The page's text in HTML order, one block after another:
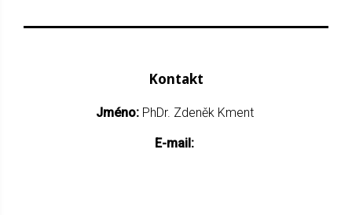
Kontakt
Jméno: PhDr. Zdeněk Kment
E-mail: